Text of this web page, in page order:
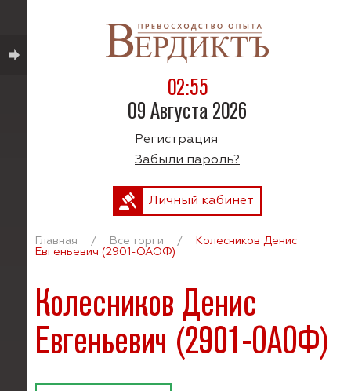
02:55
09 Августа 2026
Регистрация
Забыли пароль?
Личный кабинет
Главная / Все торги /
Колесников Денис
Евгеньевич (2901-ОАОФ)
Колесников Денис
Евгеньевич (2901-ОАОФ)